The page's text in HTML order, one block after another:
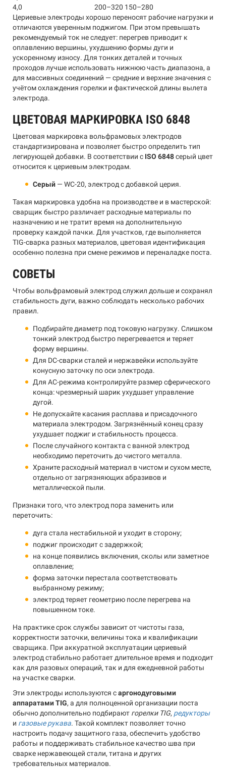
4,0
200–320 150–280
Цериевые электроды хорошо переносят рабочие нагрузки и
отличаются уверенным поджигом. При этом превышать
рекомендуемый ток не следует: перегрев приводит к
оплавлению вершины, ухудшению формы дуги и
ускоренному износу. Для тонких деталей и точных
проходов лучше использовать нижнюю часть диапазона, а
для массивных соединений — средние и верхние значения с
учётом охлаждения горелки и фактической длины вылета
электрода.
ЦВЕТОВАЯ МАРКИРОВКА ISO 6848
Цветовая маркировка вольфрамовых электродов
стандартизирована и позволяет быстро определить тип
легирующей добавки. В соответствии с ISO 6848серый цвет
относится к цериевым электродам.
Серый — WC-20, электрод с добавкой церия.
Такая маркировка удобна на производстве и в мастерской:
сварщик быстро различает расходные материалы по
назначению и не тратит время на дополнительную
проверку каждой пачки. Для участков, где выполняется
TIG-сварка разных материалов, цветовая идентификация
особенно полезна при смене режимов и переналадке поста.
СОВЕТЫ
Чтобы вольфрамовый электрод служил дольше и сохранял
стабильность дуги, важно соблюдать несколько рабочих
правил.
Подбирайте диаметр под токовую нагрузку. Слишком
тонкий электрод быстро перегревается и теряет
форму вершины.
Для DC-сварки сталей и нержавейки используйте
конусную заточку по оси электрода.
Для AC-режима контролируйте размер сферического
конца: чрезмерный шарик ухудшает управление
дугой.
Не допускайте касания расплава и присадочного
материала электродом. Загрязнённый конец сразу
ухудшает поджиг и стабильность процесса.
После случайного контакта с ванной электрод
необходимо переточить до чистого металла.
Храните расходный материал в чистом и сухом месте,
отдельно от загрязняющих абразивов и
металлической пыли.
Признаки того, что электрод пора заменить или
переточить:
дуга стала нестабильной и уходит в сторону;
поджиг происходит с задержкой;
на конце появились включения, сколы или заметное
оплавление;
форма заточки перестала соответствовать
выбранному режиму;
электрод теряет геометрию после перегрева на
повышенном токе.
На практике срок службы зависит от чистоты газа,
корректности заточки, величины тока и квалификации
сварщика. При аккуратной эксплуатации цериевый
электрод стабильно работает длительное время и подходит
как для разовых операций, так и для ежедневной работы
на участке сварки.
Эти электроды используются саргонодуговыми
аппаратами TIG, а для полноценной организации поста
обычно дополнительно подбирают горелки TIG, редукторы
и газовые рукава. Такой комплект позволяет точно
настроить подачу защитного газа, обеспечить удобство
работы и поддерживать стабильное качество шва при
сварке нержавеющей стали, титана и других
требовательных материалов.